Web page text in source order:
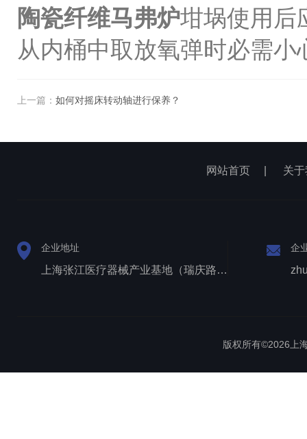
陶瓷纤维马弗炉坩埚使用后
从内桶中取放氧弹时必需
上一篇： 如何对摇床转动轴进行保养？
网站首页 关
企业地址
上海张江医疗器械产业基地（瑞庆路528号）
企
版权所有©2026